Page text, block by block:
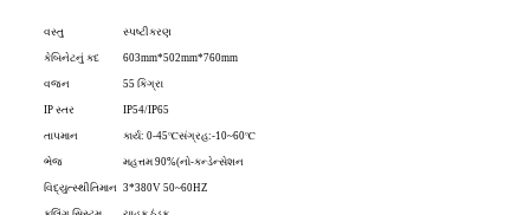
વસ્તુ સ્પષ્ટીકરણ
કેબિનેટનું કદ 603mm*502mm*760mm
વજન 55 કિગ્રા
IP સ્તર IP54/IP65
તાપમાન કાર્ય: 0-45℃સંગ્રહ:-10~60℃
ભેજ મહત્તમ 90%(નો-કન્ડેન્સેશન
વિદ્યુત્સ્થીતિમાન 3*380V 50~60HZ